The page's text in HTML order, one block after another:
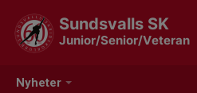
Nyheter
Sundsvalls SK
Junior/Senior/Veteran